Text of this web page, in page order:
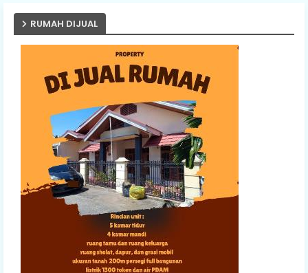
RUMAH DIJUAL